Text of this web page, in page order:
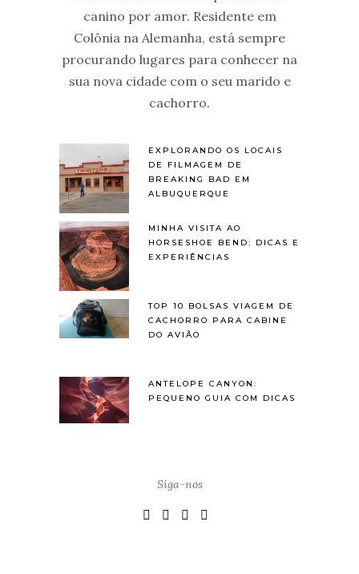
canino por amor. Residente em
Colônia na Alemanha, está sempre
procurando lugares para conhecer na
sua nova cidade com o seu marido e
cachorro.
EXPLORANDO OS LOCAIS
DE FILMAGEM DE
BREAKING BAD EM
ALBUQUERQUE
MINHA VISITA AO
HORSESHOE BEND: DICAS E
EXPERIÊNCIAS
TOP 10 BOLSAS VIAGEM DE
CACHORRO PARA CABINE
DO AVIÃO
ANTELOPE CANYON:
PEQUENO GUIA COM DICAS
Siga-nos